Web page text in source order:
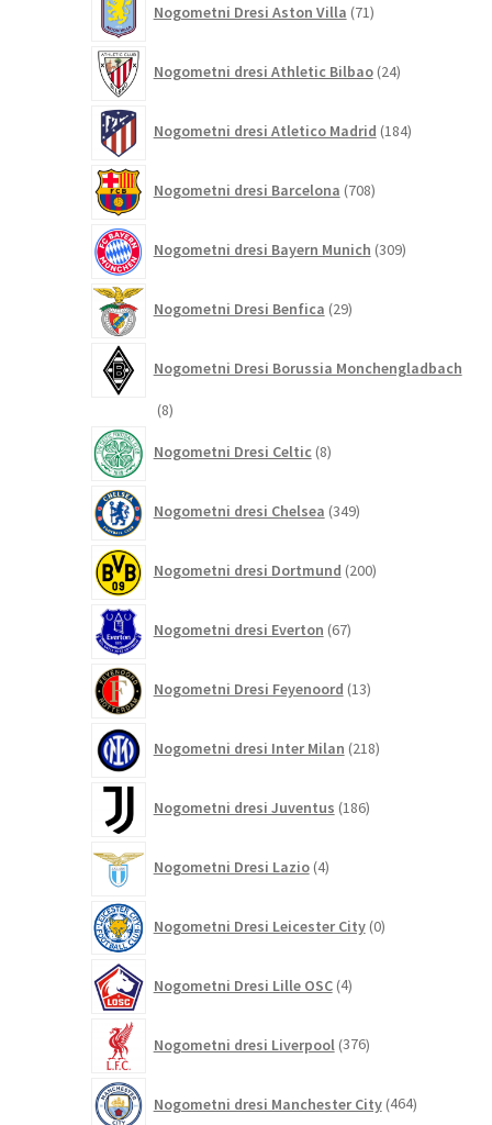
Nogometni Dresi Aston Villa 71izdelkov
Nogometni dresi Athletic Bilbao 24izdelkov
Nogometni dresi Atletico Madrid 184izdelkov
Nogometni dresi Barcelona 708izdelkov
Nogometni dresi Bayern Munich 309izdelkov
Nogometni Dresi Benfica 29izdelkov
Nogometni Dresi Borussia Monchengladbach
88
Nogometni Dresi Celtic 8izdelkov
Nogometni dresi Chelsea 349izdelkov
Nogometni dresi Dortmund 200izdelkov
Nogometni dresi Everton 67izdelkov
Nogometni Dresi Feyenoord 13izdelkov
Nogometni dresi Inter Milan 218izdelkov
Nogometni dresi Juventus 186izdelkov
Nogometni Dresi Lazio 4izdelki
Nogometni Dresi Leicester City 0izdelkov
Nogometni Dresi Lille OSC 4izdelki
Nogometni dresi Liverpool 376izdelkov
Nogometni dresi Manchester City 464izdelkov